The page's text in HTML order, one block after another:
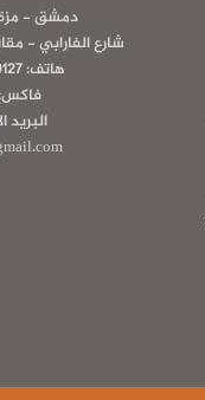
دمشق -
شارع الفارابي -
هاتف: 6110127-6110122
فاكس:
البريد